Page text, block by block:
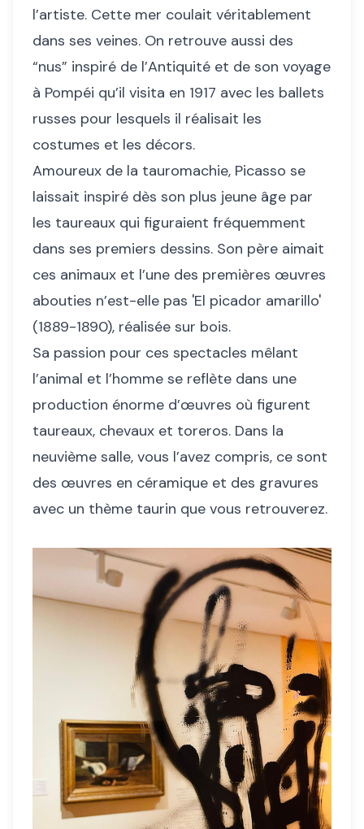
l’artiste. Cette mer coulait véritablement
dans ses veines. On retrouve aussi des
“nus” inspiré de l’Antiquité et de son voyage
à Pompéi qu’il visita en 1917 avec les ballets
russes pour lesquels il réalisait les
costumes et les décors.
Amoureux de la tauromachie, Picasso se
laissait inspiré dès son plus jeune âge par
les taureaux qui figuraient fréquemment
dans ses premiers dessins. Son père aimait
ces animaux et l’une des premières œuvres
abouties n’est-elle pas 'El picador amarillo'
(1889-1890), réalisée sur bois.
Sa passion pour ces spectacles mêlant
l’animal et l’homme se reflète dans une
production énorme d’œuvres où figurent
taureaux, chevaux et toreros. Dans la
neuvième salle, vous l’avez compris, ce sont
des œuvres en céramique et des gravures
avec un thème taurin que vous retrouverez.